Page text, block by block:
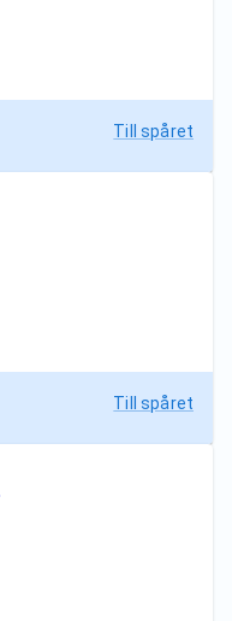
Till spåret
Till spåret